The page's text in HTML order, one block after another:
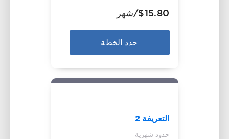
$15.80/شهر
حدد الخطة
التعريفة 2
حدود شهرية